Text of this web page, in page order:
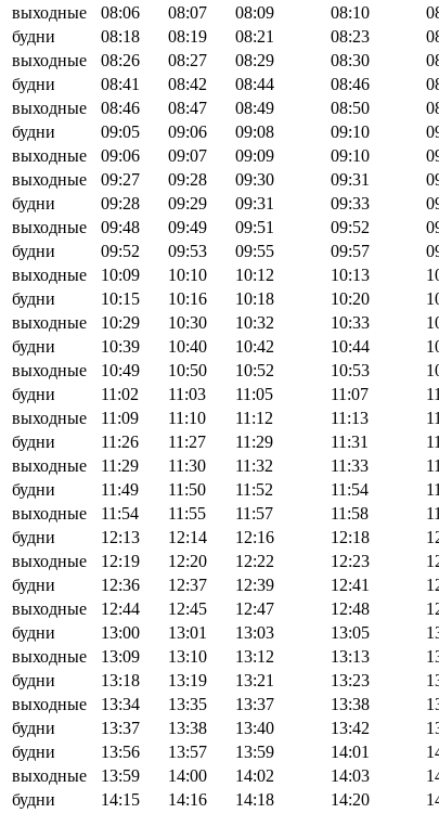
выходные
08:06 08:07 08:09 08:10
будни
08:18 08:19 08:21 08:23
выходные
08:26 08:27 08:29 08:30
будни
08:41 08:42 08:44 08:46
выходные
08:46 08:47 08:49 08:50
будни
09:05 09:06 09:08 09:10
выходные
09:06 09:07 09:09 09:10
выходные
09:27 09:28 09:30 09:31
будни
09:28 09:29 09:31 09:33
выходные
09:48 09:49 09:51 09:52
будни
09:52 09:53 09:55 09:57
выходные
10:09 10:10 10:12 10:13
будни
10:15 10:16 10:18 10:20
выходные
10:29 10:30 10:32 10:33
будни
10:39 10:40 10:42 10:44
выходные
10:49 10:50 10:52 10:53
будни
11:02 11:03 11:05 11:07
выходные
11:09 11:10 11:12 11:13
будни
11:26 11:27 11:29 11:31
выходные
11:29 11:30 11:32 11:33
будни
11:49 11:50 11:52 11:54
выходные
11:54 11:55 11:57 11:58
будни
12:13 12:14 12:16 12:18
выходные
12:19 12:20 12:22 12:23
будни
12:36 12:37 12:39 12:41
выходные
12:44 12:45 12:47 12:48
будни
13:00 13:01 13:03 13:05
выходные
13:09 13:10 13:12 13:13
будни
13:18 13:19 13:21 13:23
выходные
13:34 13:35 13:37 13:38
будни
13:37 13:38 13:40 13:42
будни
13:56 13:57 13:59 14:01
выходные
13:59 14:00 14:02 14:03
будни
14:15 14:16 14:18 14:20